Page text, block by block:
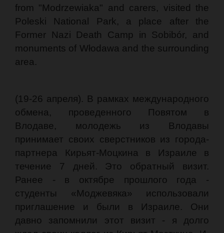
from "Modrzewiaka" and carers, visited the
Poleski National Park, a place after the
Former Nazi Death Camp in Sobibór, and
monuments of Włodawa and the surrounding
area.
(19-26 апреля). В рамках международного
обмена, проведенного Повятом в
Влодаве, молодежь из Влодавы
принимает своих сверстников из города-
партнера Кирьят-Моцкина в Израиле в
течение 7 дней. Это обратный визит.
Ранее - в октябре прошлого года -
студенты «Моджевяка» использовали
приглашение и были в Израиле. Они
давно запомнили этот визит - я долго